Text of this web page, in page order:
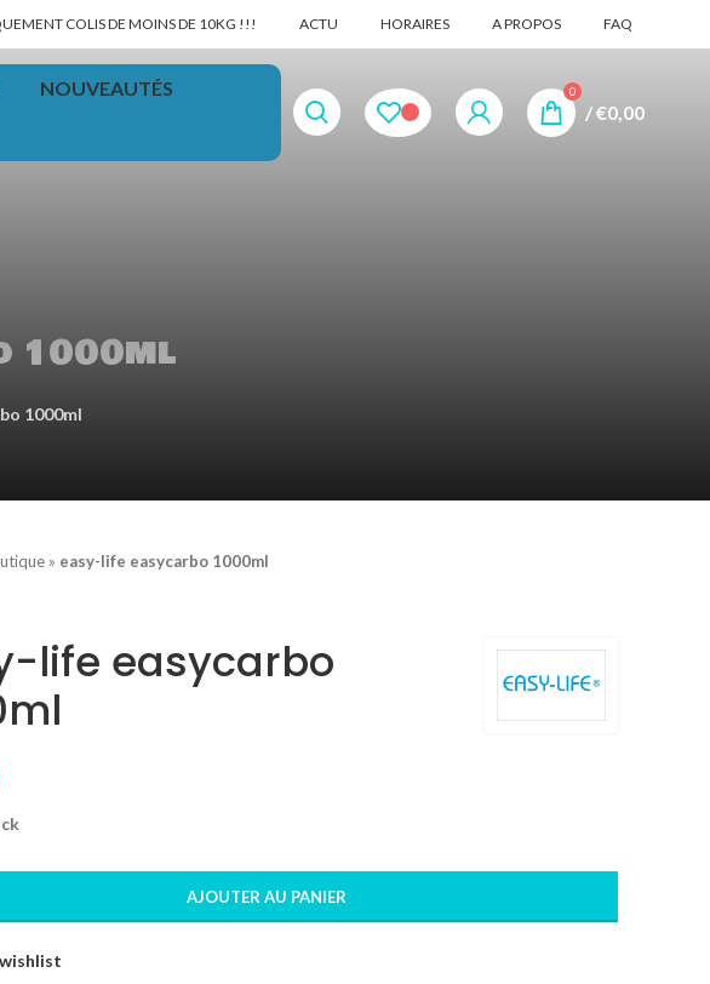
COLIS DE MOINS DE 10KG !!! ACTU HORAIRES A PROPOS FAQ
NOUVEAUTÉS 0
/€0,00
1000ml
1000ml
» easy-life easycarbo 1000ml
life easycarbo
AJOUTER AU PANIER